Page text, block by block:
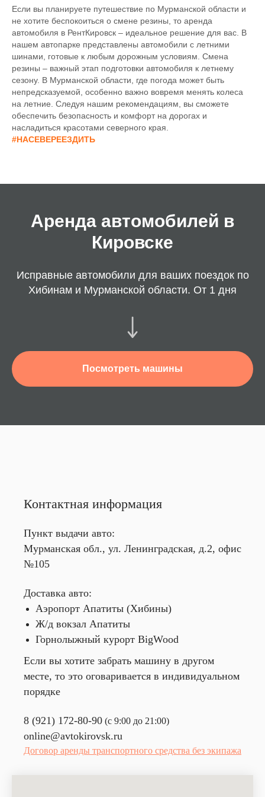
Если вы планируете путешествие по Мурманской области и
не хотите беспокоиться о смене резины, то аренда
автомобиля в РентКировск – идеальное решение для вас. В
нашем автопарке представлены автомобили с летними
шинами, готовые к любым дорожным условиям. Смена
резины – важный этап подготовки автомобиля к летнему
сезону. В Мурманской области, где погода может быть
непредсказуемой, особенно важно вовремя менять колеса
на летние. Следуя нашим рекомендациям, вы сможете
обеспечить безопасность и комфорт на дорогах и
насладиться красотами северного края.
#НАСЕВЕРЕЕЗДИТЬ
Аренда автомобилей в
Кировске
Исправные автомобили для ваших поездок по
Хибинам и Мурманской области. От 1 дня
Посмотреть машины
Контактная информация
Пункт выдачи авто:
Мурманская обл., ул. Ленинградская, д.2, офис
№105
Доставка авто:
Аэропорт Апатиты (Хибины)
Ж/д вокзал Апатиты
Горнолыжный курорт BigWood
Если вы хотите забрать машину в другом
месте, то это оговаривается в индивидуальном
порядке
8 (921) 172-80-90 (с 9:00 до 21:00)
online@avtokirovsk.ru
Договор аренды транспортного средства без экипажа